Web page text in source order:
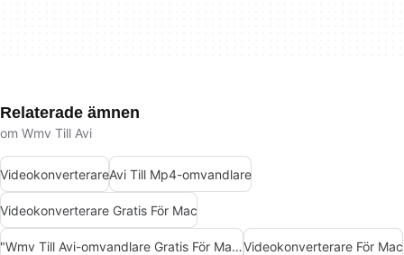
Relaterade ämnen
om Wmv Till Avi
VideokonverterareAvi Till Mp4-omvandlare
Videokonverterare Gratis För Mac
"Wmv Till Avi-omvandlare Gratis För Mac"Videokonverterare För Mac